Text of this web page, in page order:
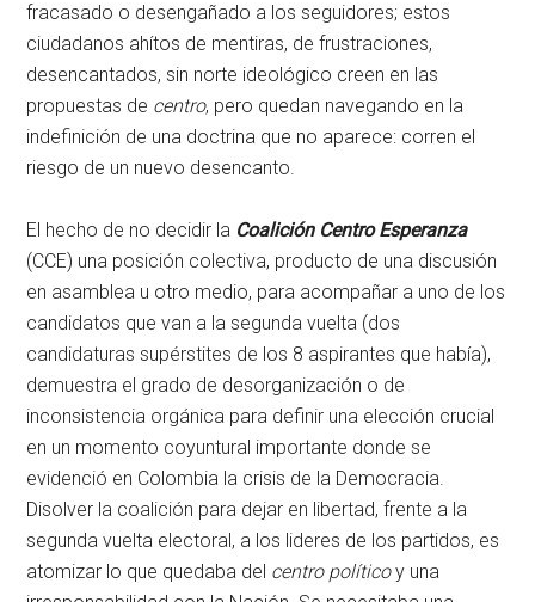
fracasado o desengañado a los seguidores; estos
ciudadanos ahítos de mentiras, de frustraciones,
desencantados, sin norte ideológico creen en las
propuestas de centro, pero quedan navegando en la
indefinición de una doctrina que no aparece: corren el
riesgo de un nuevo desencanto.
El hecho de no decidir la Coalición Centro Esperanza
(CCE) una posición colectiva, producto de una discusión
en asamblea u otro medio, para acompañar a uno de los
candidatos que van a la segunda vuelta (dos
candidaturas supérstites de los 8 aspirantes que había),
demuestra el grado de desorganización o de
inconsistencia orgánica para definir una elección crucial
en un momento coyuntural importante donde se
evidenció en Colombia la crisis de la Democracia.
Disolver la coalición para dejar en libertad, frente a la
segunda vuelta electoral, a los lideres de los partidos, es
atomizar lo que quedaba del centro políticoy una